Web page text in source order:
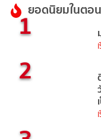
ยอดนิยมในตอ
1
2